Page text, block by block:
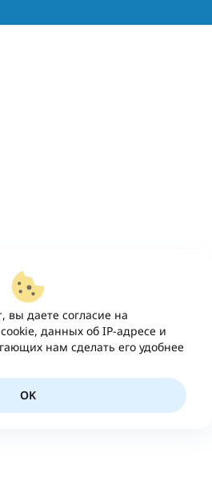
вы даете согласие на
данных об IP-адресе и
нам сделать его удобнее
OK